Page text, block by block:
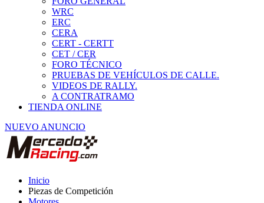
ERC
CERA
CERT - CERTT
CET / CER
FORO TÉCNICO
PRUEBAS DE VEHÍCULOS DE CALLE.
VIDEOS DE RALLY.
A CONTRATRAMO
TIENDA ONLINE
NUEVO ANUNCIO
Piezas de Competición
Motores
Colector de escape